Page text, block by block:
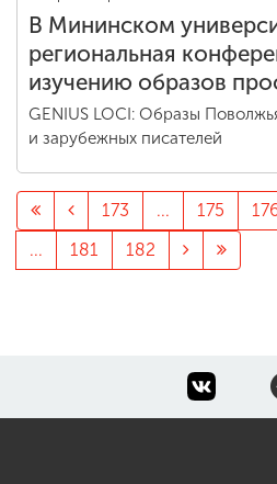
В Мининском
региональная
изучению образов
GENIUS LOCI: Образы
и зарубежных писателей
173 ... 175
...
181 182